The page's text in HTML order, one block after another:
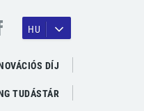
HU
DÍJ
TUDÁSTÁR